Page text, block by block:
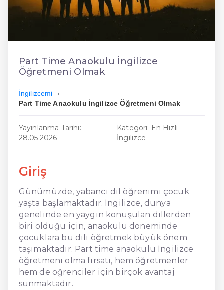
En Kolay İngilizce
En Uygun İngilizce
Part Time Anaokulu İngilizce
Öğretmeni Olmak
İngilizcemi
Part Time Anaokulu İngilizce Öğretmeni Olmak
Yayınlanma Tarihi:
28.05.2026
Kategori: En Hızlı
İngilizce
Giriş
Günümüzde, yabancı dil öğrenimi çocuk
yaşta başlamaktadır. İngilizce, dünya
genelinde en yaygın konuşulan dillerden
biri olduğu için, anaokulu döneminde
çocuklara bu dili öğretmek büyük önem
taşımaktadır. Part time anaokulu İngilizce
öğretmeni olma fırsatı, hem öğretmenler
hem de öğrenciler için birçok avantaj
sunmaktadır.